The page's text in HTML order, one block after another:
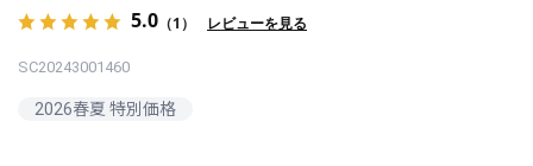
5.0 （1） レビューを見る
SC20243001460
2026春夏 特別価格